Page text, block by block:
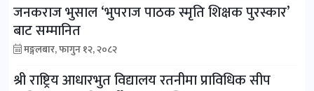
जनकराज भुसाल ‘भुपराज पाठक स्मृति शिक्षक पुरस्कार’
बाट सम्मानित
मङ्गलबार, फागुन १२, २०८२
श्री राष्ट्रिय आधारभुत विद्यालय रतनीमा प्राविधिक सीप